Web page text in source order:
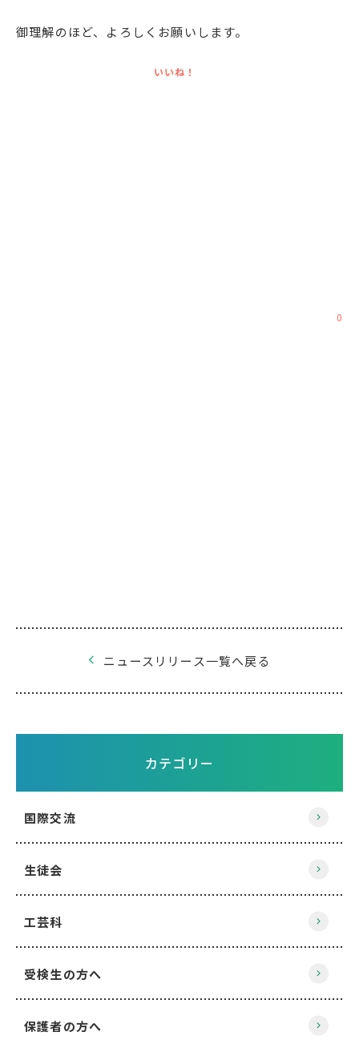
御理解のほど、よろしくお願いします。
いいね！
0
ニュースリリース一覧へ戻る
カテゴリー
国際交流
生徒会
工芸科
受検生の方へ
保護者の方へ